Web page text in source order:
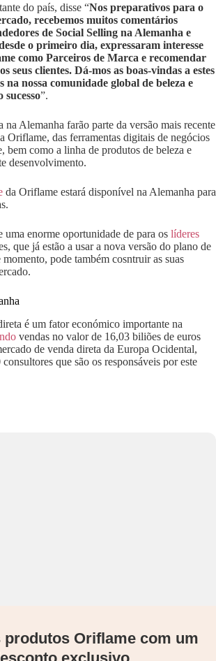
do país, disse “Nos preparativos para o
recebemos muitos comentários
de Social Selling na Alemanha e
o primeiro dia, expressaram interesse
como Parceiros de Marca e recomendar
seus clientes. Dá-mos as boas-vindas a estes
na nossa comunidade global de beleza e
sucesso”.
na Alemanha farão parte da versão mais recente
Oriflame, das ferramentas digitais de negócios
bem como a linha de produtos de beleza e
desenvolvimento.
da Oriflame estará disponível na Alemanha para
uma enorme oportunidade de para os líderes
que já estão a usar a nova versão do plano de
momento, pode também cosntruir as suas
é um fator económico importante na
vendas no valor de 16,03 biliões de euros
de venda direta da Europa Ocidental,
que são os responsáveis por este
produtos Oriflame com um